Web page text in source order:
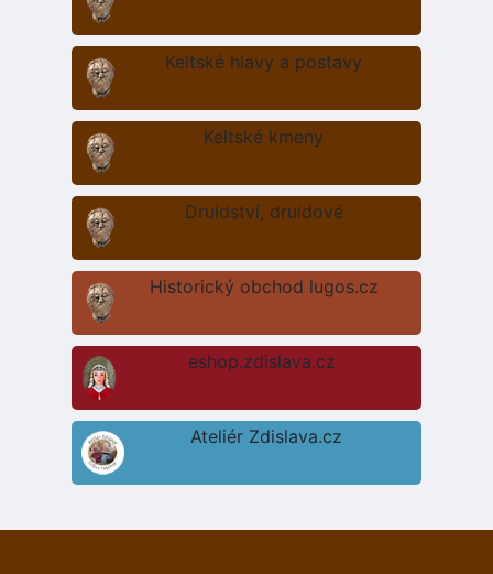
Keltské hlavy a postavy
Keltské kmeny
Druidství, druidové
Historický obchod lugos.cz
eshop.zdislava.cz
Ateliér Zdislava.cz